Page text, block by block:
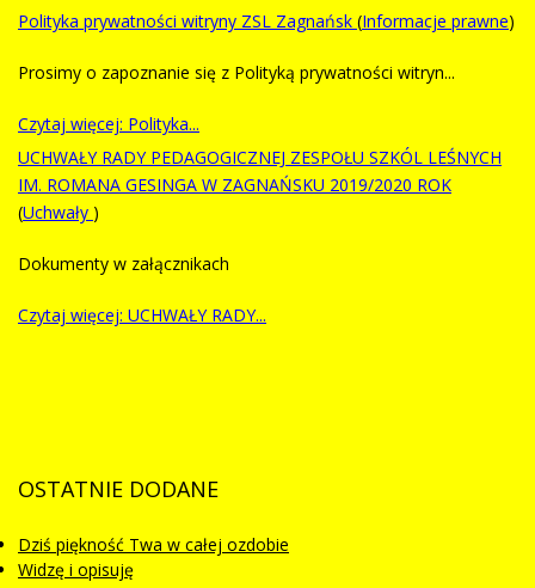
Polityka prywatności witryny ZSL Zagnańsk (Informacje prawne)
Prosimy o zapoznanie się z Polityką prywatności witryn...
Czytaj więcej: Polityka...
UCHWAŁY RADY PEDAGOGICZNEJ ZESPOŁU SZKÓL LEŚNYCH
IM. ROMANA GESINGA W ZAGNAŃSKU 2019/2020 ROK
(Uchwały )
Dokumenty w załącznikach
Czytaj więcej: UCHWAŁY RADY...
OSTATNIE DODANE
Dziś piękność Twa w całej ozdobie
Widzę i opisuję